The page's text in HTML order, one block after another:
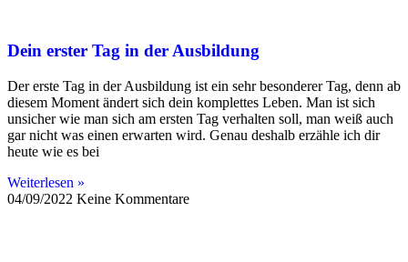
Dein erster Tag in der Ausbildung
Der erste Tag in der Ausbildung ist ein sehr besonderer Tag, denn ab
diesem Moment ändert sich dein komplettes Leben. Man ist sich
unsicher wie man sich am ersten Tag verhalten soll, man weiß auch
gar nicht was einen erwarten wird. Genau deshalb erzähle ich dir
heute wie es bei
Weiterlesen »
04/09/2022 Keine Kommentare